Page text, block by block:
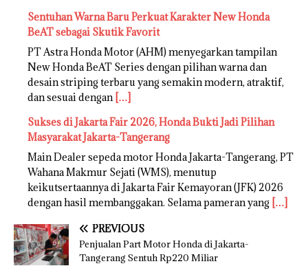
Sentuhan Warna Baru Perkuat Karakter New Honda
BeAT sebagai Skutik Favorit
PT Astra Honda Motor (AHM) menyegarkan tampilan
New Honda BeAT Series dengan pilihan warna dan
desain striping terbaru yang semakin modern, atraktif,
dan sesuai dengan […]
Sukses di Jakarta Fair 2026, Honda Bukti Jadi Pilihan
Masyarakat Jakarta-Tangerang
Main Dealer sepeda motor Honda Jakarta-Tangerang, PT
Wahana Makmur Sejati (WMS), menutup
keikutsertaannya di Jakarta Fair Kemayoran (JFK) 2026
dengan hasil membanggakan. Selama pameran yang […]
PREVIOUS
Penjualan Part Motor Honda di Jakarta-
Tangerang Sentuh Rp220 Miliar